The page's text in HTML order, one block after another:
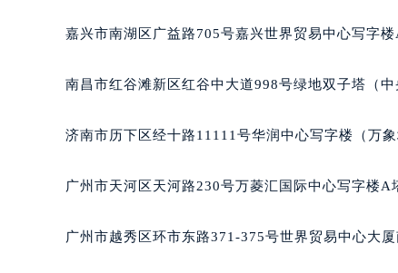
西安市碑林区南关正街88号华侨城
唐山市路南区新华东道100号万达
内蒙古自治区呼和浩特市玉泉区大
重庆市解放碑渝中区民权路28号英
黑龙江省鹤岗市向阳区红军路宝玑
嘉兴市南湖区广益路705号嘉兴世界贸易中心写字
南昌市红谷滩新区红谷中大道998号绿地双子塔（
济南市历下区经十路11111号华润中心写字楼（万
广州市天河区天河路230号万菱汇国际中心写字楼A
广州市越秀区环市东路371-375号世界贸易中心大